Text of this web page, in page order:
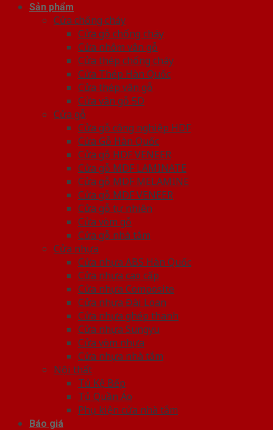
Sản phẩm
Cửa chống cháy
Cửa gỗ chống cháy
Cửa nhôm vân gỗ
Cửa thép chống cháy
Cửa Thép Hàn Quốc
Cửa thép vân gỗ
Cửa vân gỗ 5D
Cửa gỗ
Cửa gỗ công nghiệp HDF
Cửa Gỗ Hàn Quốc
Cửa gỗ HDF VENEER
Cửa gỗ MDF LAMINATE
Cửa gỗ MDF MELAMINE
Cửa gỗ MDF VENEER
Cửa gỗ tự nhiên
Cửa vòm gỗ
Cửa gỗ nhà tắm
Cửa nhựa
Cửa nhựa ABS Hàn Quốc
Cửa nhựa cao cấp
Cửa nhựa Composite
Cửa nhựa Đài Loan
Cửa nhựa ghép thanh
Cửa nhựa Sungyu
Cửa vòm nhựa
Cửa nhựa nhà tắm
Nội thất
Tủ Kệ Bếp
Tủ Quần Áo
Phụ kiện cửa nhà tắm
Báo giá